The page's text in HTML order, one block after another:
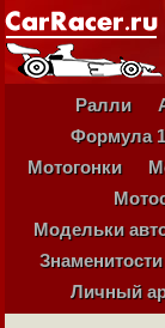
Ралли
Формула 1
Мотогонки
Модельки
Знаменитости
Личный